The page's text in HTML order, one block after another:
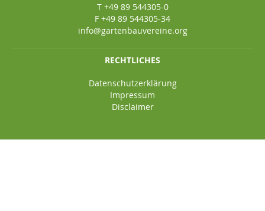
T +49 89 544305-0
F +49 89 544305-34
info@gartenbauvereine.org
RECHTLICHES
Datenschutzerklärung
Impressum
Disclaimer